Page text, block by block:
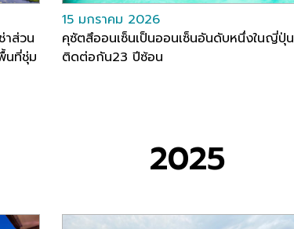
าส่วน
นที่ชุ่ม
15 มกราคม 2026
คุซัตสึออนเซ็นเป็นออนเซ็นอันดับหนึ่งในญี่ปุ่น
ติดต่อกัน23 ปีซ้อน
2025